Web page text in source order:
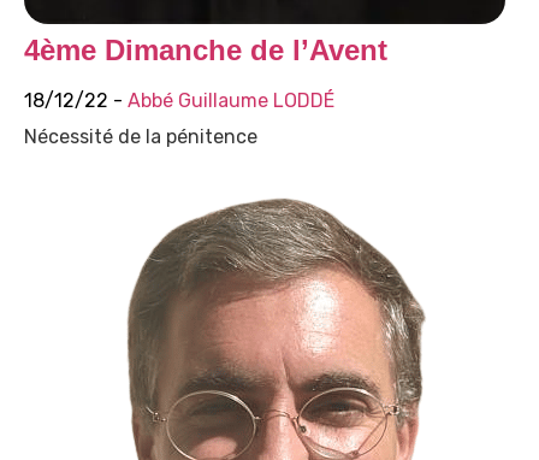
4ème Dimanche de l’Avent
18/12/22 - Abbé Guillaume LODDÉ
Nécessité de la pénitence